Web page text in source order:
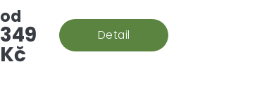
od
349
Kč
Detail
se ponoří do konopného
extraktu, který se následně...